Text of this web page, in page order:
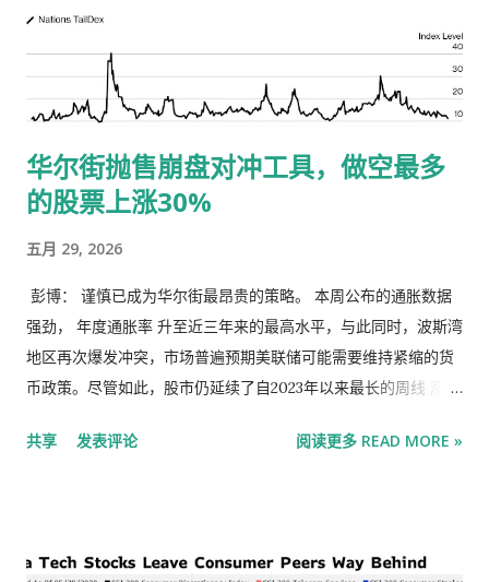
中年还住在父母家（可以推测，不管妈妈的厨艺多好，这都不完
全是自愿的）的欧洲人比例长期稳步上升。在1980年代出生的人
中，近四分之一在30岁时仍住在家里，是1960年代出生的人比例
的一半。过去拥有住房是实现财务独立的途径，现在看来，等着
一一个有老年人拥有昂贵住房的地方。但其“从摇篮到坟墓”的福
利国家已把更多的老龄化成本转嫁给了年轻人。在美国、日本和
华尔街抛售崩盘对冲工具，做空最多
的股票上涨30%
五月 29, 2026
彭博： 谨慎已成为华尔街最昂贵的策略。 本周公布的通胀数据
强劲， 年度通胀率 升至近三年来的最高水平，与此同时，波斯湾
地区再次爆发冲突，市场普遍预期美联储可能需要维持紧缩的货
币政策。尽管如此，股市仍延续了自2023年以来最长的周线 涨势
年以来最糟糕的单月水平，而用于防范抛售的保险成本则大幅下
债券利差收窄至数十年来的低点以及空头头寸不断减少，他们的
共享 发表评论 阅读更多 READ MORE »